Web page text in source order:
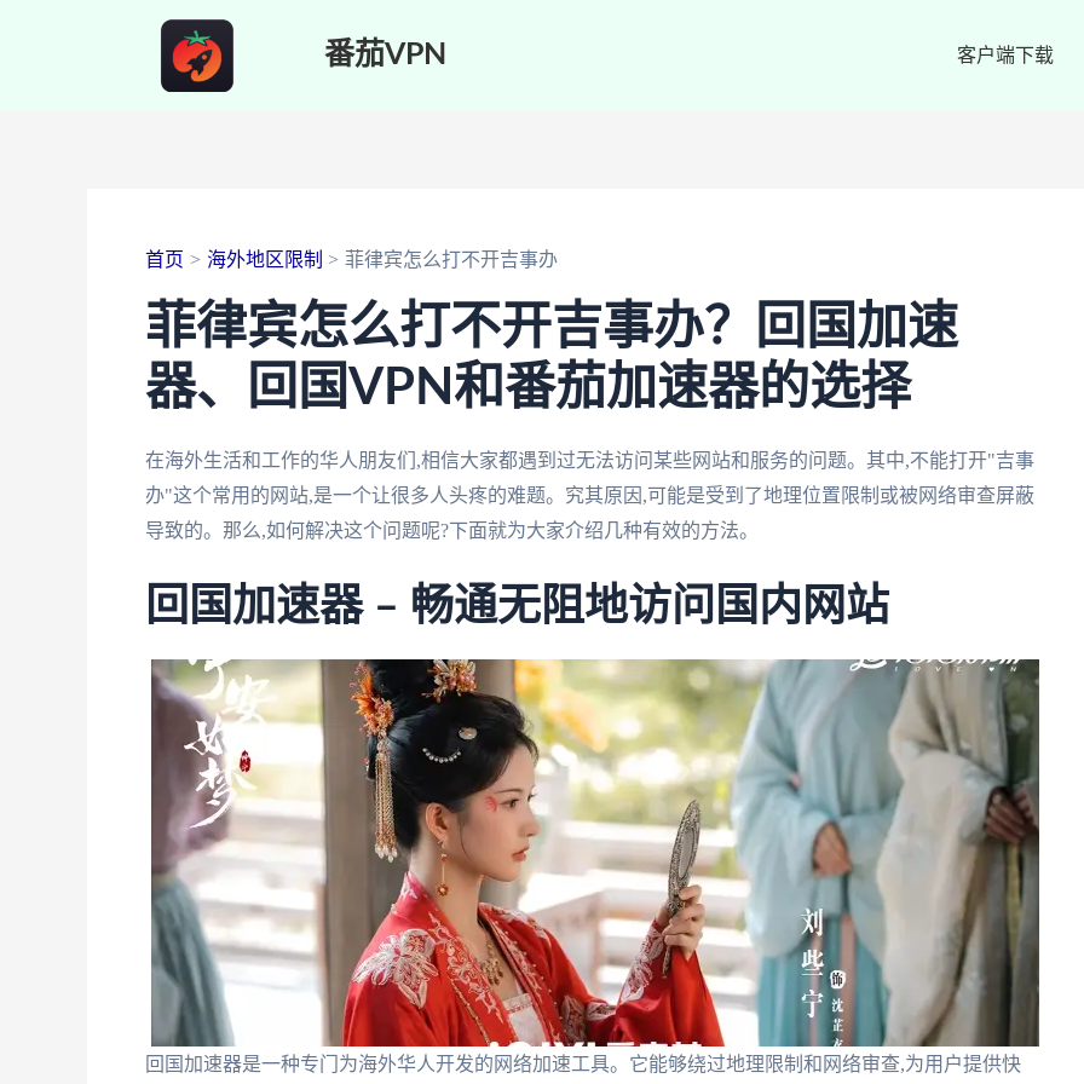
番茄VPN 客户端下载
首页 海外地区限制 菲律宾怎么打不开吉事办
菲律宾怎么打不开吉事办？回国加速
器、回国VPN和番茄加速器的选择
在海外生活和工作的华人朋友们,相信大家都遇到过无法访问某些网站和服务的问题。其中,不能打开"吉事
办"这个常用的网站,是一个让很多人头疼的难题。究其原因,可能是受到了地理位置限制或被网络审查屏蔽
导致的。那么,如何解决这个问题呢?下面就为大家介绍几种有效的方法。
回国加速器 – 畅通无阻地访问国内网站
回国加速器是一种专门为海外华人开发的网络加速工具。它能够绕过地理限制和网络审查,为用户提供快